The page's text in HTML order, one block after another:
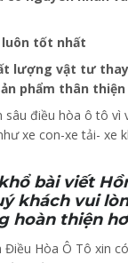
luôn tốt nhất
lượng vật tư
phẩm thân
sâu điều hòa ô tô vì
xe con-xe tải- xe
bài viết
khách vui
hoàn thiện
Điều Hòa Ô Tô xin